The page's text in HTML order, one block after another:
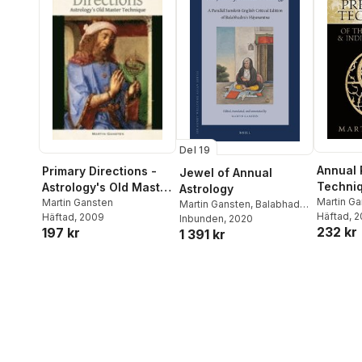
Primary Directions -
Astrology's Old Master
Technique
Martin Gansten
Häftad, 2009
197 kr
Del 19
Jewel of Annual
Astrology
Martin Gansten, Balabhadra
Daivajña
Inbunden, 2020
1 391 kr
Annual
Greek,
Indian
Martin
Häftad,
232 kr